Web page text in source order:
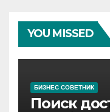
YOU MISSED
БИЗНЕС СОВЕТНИК
Поиск